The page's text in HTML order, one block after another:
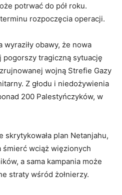
potrwać do pół roku.
rozpoczęcia operacji.
obawy, że nowa
tragiczną sytuację
wojną Strefie Gazy
Z głodu i niedożywienia
200 Palestyńczyków, w
skrytykowała plan Netanjahu,
śmierć wciąż więzionych
a sama kampania może
straty wśród żołnierzy.